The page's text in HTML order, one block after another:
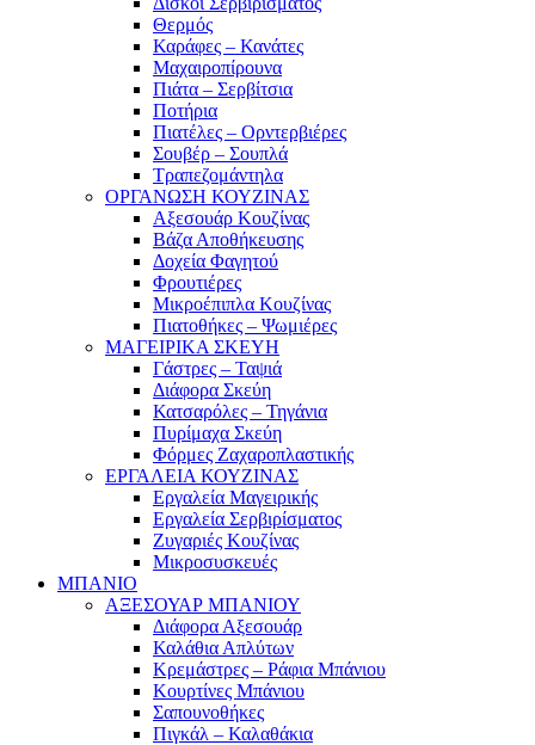
Θερμός
Καράφες – Κανάτες
Μαχαιροπίρουνα
Πιάτα – Σερβίτσια
Ποτήρια
Πιατέλες – Ορντερβιέρες
Σουβέρ – Σουπλά
Τραπεζομάντηλα
ΟΡΓΑΝΩΣΗ ΚΟΥΖΙΝΑΣ
Αξεσουάρ Κουζίνας
Βάζα Αποθήκευσης
Δοχεία Φαγητού
Φρουτιέρες
Μικροέπιπλα Κουζίνας
Πιατοθήκες – Ψωμιέρες
ΜΑΓΕΙΡΙΚΑ ΣΚΕΥΗ
Γάστρες – Ταψιά
Διάφορα Σκεύη
Κατσαρόλες – Τηγάνια
Πυρίμαχα Σκεύη
Φόρμες Ζαχαροπλαστικής
ΕΡΓΑΛΕΙΑ ΚΟΥΖΙΝΑΣ
Εργαλεία Μαγειρικής
Εργαλεία Σερβιρίσματος
Ζυγαριές Κουζίνας
Μικροσυσκευές
ΜΠΑΝΙΟ
ΑΞΕΣΟΥΑΡ ΜΠΑΝΙΟΥ
Διάφορα Αξεσουάρ
Καλάθια Απλύτων
Κρεμάστρες – Ράφια Μπάνιου
Κουρτίνες Μπάνιου
Σαπουνοθήκες
Πιγκάλ – Καλαθάκια